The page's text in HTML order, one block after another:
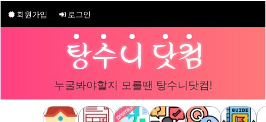
회원가입 로그인
누굴봐야할지 모를땐 탕수니닷컴!